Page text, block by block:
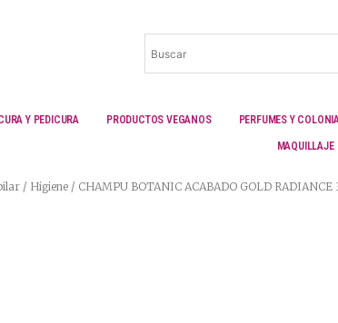
Y PEDICURA PRODUCTOS VEGANOS PERFUMES Y
MAQUILLAJE
/ Higiene / CHAMPU BOTANIC ACABADO GOLD